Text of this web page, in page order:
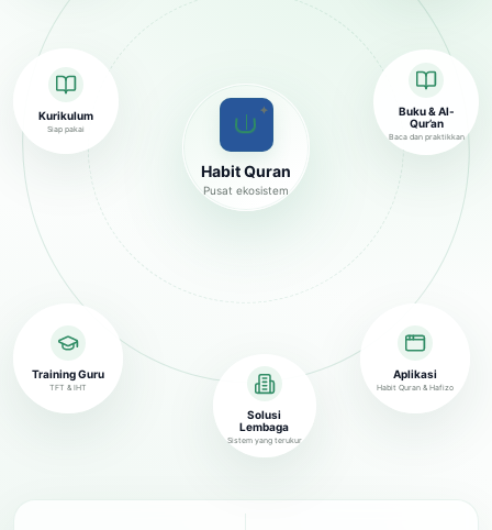
✦
Habit Quran
Pusat ekosistem
Buku & Al-
Qur’an
Baca dan praktikkan
Training Guru
TFT & IHT
Solusi
Lembaga
Sistem yang terukur
Kurikulum
Siap pakai
Aplikasi
Habit Quran & Hafizo